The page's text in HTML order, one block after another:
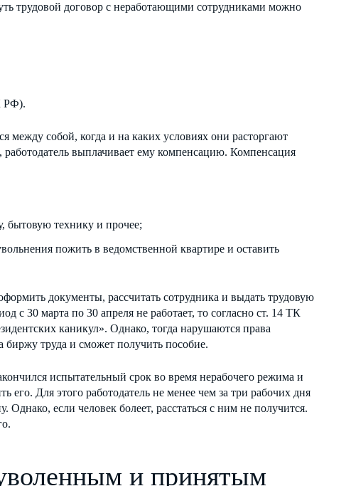
трудовой договор с неработающими сотрудниками можно
РФ).
собой, когда и на каких условиях они расторгают
выплачивает ему компенсацию. Компенсация
бытовую технику и прочее;
пожить в ведомственной квартире и оставить
документы, рассчитать сотрудника и выдать трудовую
с 30 марта по 30 апреля не работает, то согласно ст. 14 ТК
каникул». Однако, тогда нарушаются права
биржу труда и сможет получить пособие.
испытательный срок во время нерабочего режима и
его. Для этого работодатель не менее чем за три рабочих дня
если человек болеет, расстаться с ним не получится.
и принятым